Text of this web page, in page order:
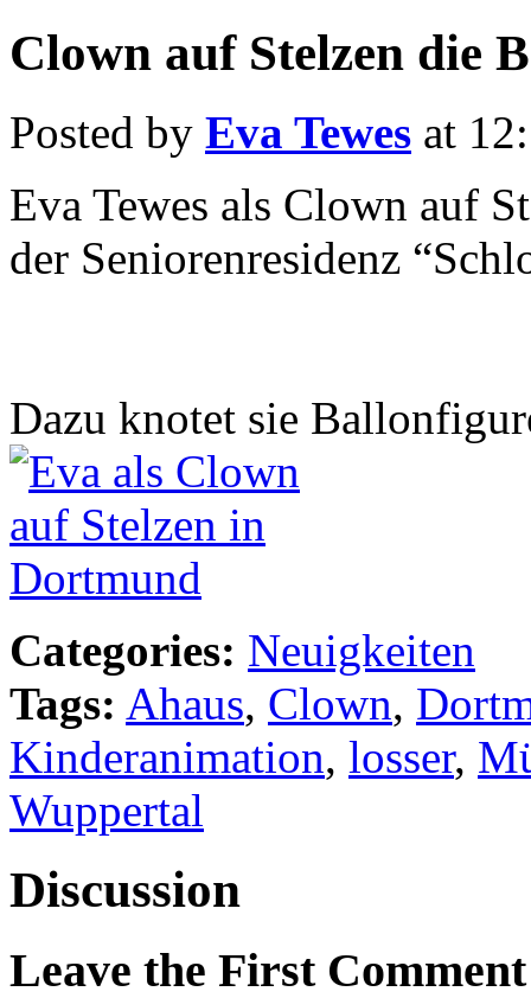
Clown auf Stelzen die
Posted by Eva Tewes at
Eva Tewes als Clown auf
der Seniorenresidenz
Dazu knotet sie
Categories: Neuigkeiten
Tags: Ahaus, Clown,
Kinderanimation, losser,
Wuppertal
Discussion
Leave the First